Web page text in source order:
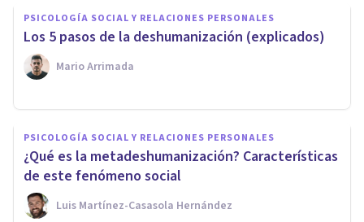
PSICOLOGÍA SOCIAL Y RELACIONES PERSONALES
Los 5 pasos de la deshumanización (explicados)
Mario Arrimada
PSICOLOGÍA SOCIAL Y RELACIONES PERSONALES
¿Qué es la metadeshumanización? Características
de este fenómeno social
Luis Martínez-Casasola Hernández